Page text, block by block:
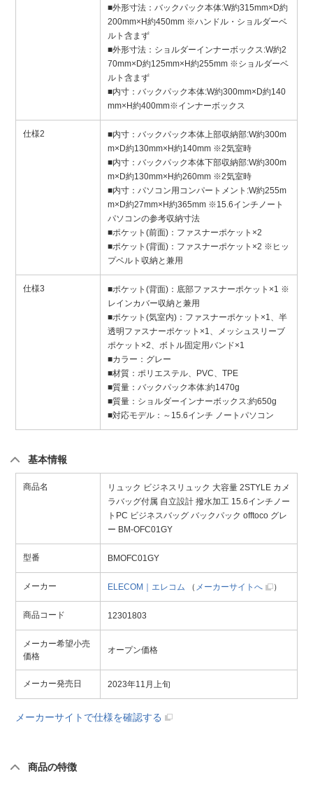
■外形寸法：バックパック本体:W約315mm×D約
200mm×H約450mm ※ハンドル・ショルダーベ
ルト含まず
■外形寸法：ショルダーインナーボックス:W約2
70mm×D約125mm×H約255mm ※ショルダーベ
ルト含まず
■内寸：バックパック本体:W約300mm×D約140
mm×H約400mm※インナーボックス
仕様2
■内寸：バックパック本体上部収納部:W約300m
m×D約130mm×H約140mm ※2気室時
■内寸：バックパック本体下部収納部:W約300m
m×D約130mm×H約260mm ※2気室時
■内寸：パソコン用コンパートメント:W約255m
m×D約27mm×H約365mm ※15.6インチノート
パソコンの参考収納寸法
■ポケット(前面)：ファスナーポケット×2
■ポケット(背面)：ファスナーポケット×2 ※ヒッ
プベルト収納と兼用
仕様3
■ポケット(背面)：底部ファスナーポケット×1 ※
レインカバー収納と兼用
■ポケット(気室内)：ファスナーポケット×1、半
透明ファスナーポケット×1、メッシュスリーブ
ポケット×2、ボトル固定用バンド×1
■カラー：グレー
■材質：ポリエステル、PVC、TPE
■質量：バックパック本体:約1470g
■質量：ショルダーインナーボックス:約650g
■対応モデル：～15.6インチ ノートパソコン
基本情報
商品名
リュック ビジネスリュック 大容量 2STYLE カメ
ラバッグ付属 自立設計 撥水加工 15.6インチノー
トPC ビジネスバッグ バックパック offtoco グレ
ー BM-OFC01GY
型番 BMOFC01GY
メーカー ELECOM｜エレコム （ メーカーサイトへ ）
商品コード 12301803
メーカー希望小売
価格
オープン価格
メーカー発売日 2023年11月上旬
メーカーサイトで仕様を確認する
商品の特徴